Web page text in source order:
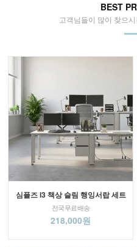
BEST
고객님들이 많이 찾으
심플즈 i3 책상 슬림 행잉서랍 세트
전국무료배송
218,000원